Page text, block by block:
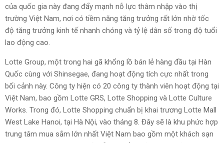
của quốc gia này đang đẩy mạnh nỗ lực thâm nhập vào thị
trường Việt Nam, nơi có tiềm năng tăng trưởng rất lớn nhờ tốc
độ tăng trưởng kinh tế nhanh chóng và tỷ lệ dân số trong độ tuổi
lao động cao.
Lotte Group, một trong hai gã khổng lồ bán lẻ hàng đầu tại Hàn
Quốc cùng với Shinsegae, đang hoạt động tích cực nhất trong
bối cảnh này. Công ty hiện có 20 công ty thành viên hoạt động tại
Việt Nam, bao gồm Lotte GRS, Lotte Shopping và Lotte Culture
Works. Trong đó, Lotte Shopping chuẩn bị khai trương Lotte Mall
West Lake Hanoi, tại Hà Nội, vào tháng 8. Đây sẽ là khu phức hợp
trung tâm mua sắm lớn nhất Việt Nam bao gồm một khách sạn